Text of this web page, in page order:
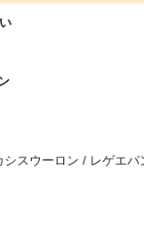
スウーロン / レゲエ